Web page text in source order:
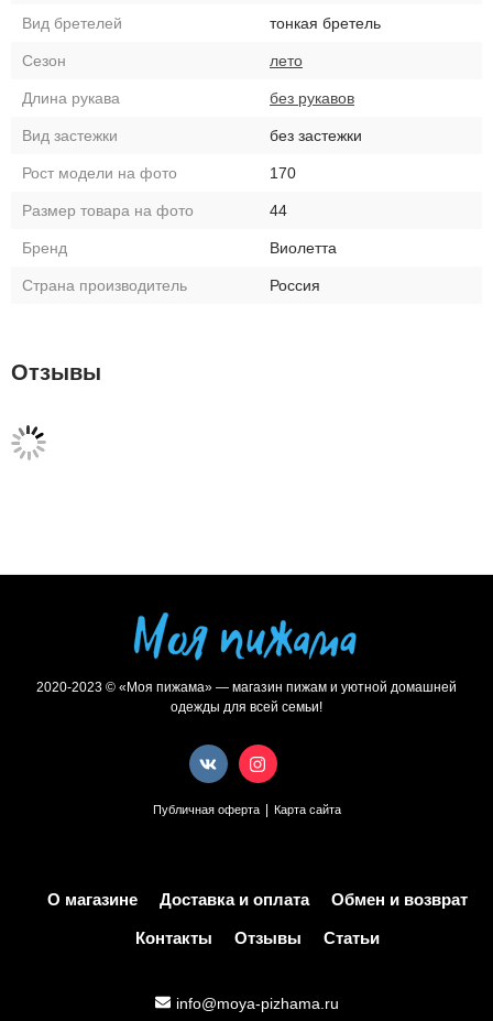
Вид бретелей тонкая бретель
Сезон лето
Длина рукава без рукавов
Вид застежки без застежки
Рост модели на фото 170
Размер товара на фото 44
Бренд Виолетта
Страна производитель Россия
Отзывы
2020-2023 © «Моя пижама» — магазин пижам и уютной домашней
одежды для всей семьи!
Публичная оферта | Карта сайта
О магазине Доставка и оплата Обмен и возврат
Контакты Отзывы Статьи
info@moya-pizhama.ru